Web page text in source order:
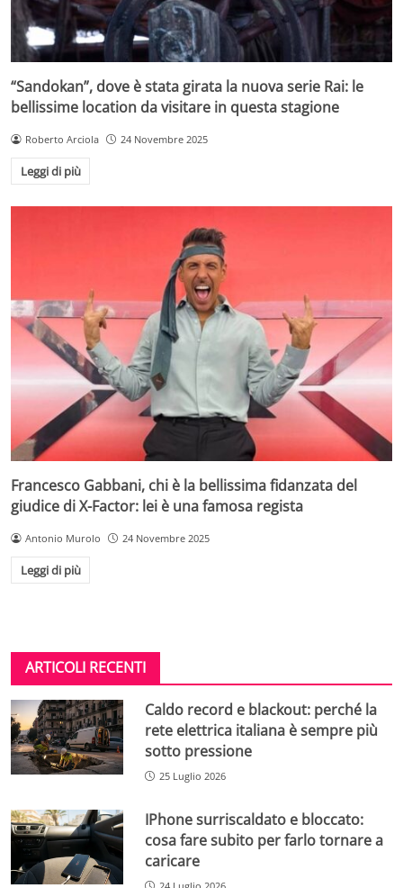
“Sandokan”, dove è stata girata la nuova serie Rai: le
bellissime location da visitare in questa stagione
Roberto Arciola 24 Novembre 2025
Leggi di più
Francesco Gabbani, chi è la bellissima fidanzata del
giudice di X-Factor: lei è una famosa regista
Antonio Murolo 24 Novembre 2025
Leggi di più
ARTICOLI RECENTI
Caldo record e blackout: perché la
rete elettrica italiana è sempre più
sotto pressione
25 Luglio 2026
IPhone surriscaldato e bloccato:
cosa fare subito per farlo tornare a
caricare